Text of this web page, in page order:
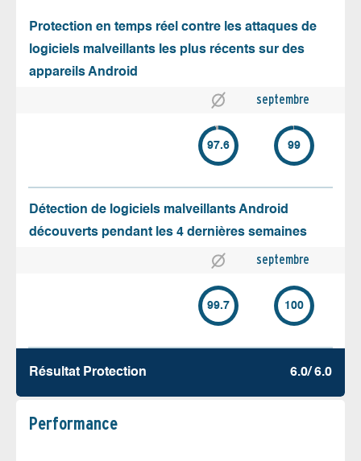
Protection en temps réel contre les attaques de
logiciels malveillants les plus récents sur des
appareils Android
septembre
97.6 99
Détection de logiciels malveillants Android
découverts pendant les 4 dernières semaines
septembre
99.7 100
Résultat Protection 6.0/ 6.0
Performance